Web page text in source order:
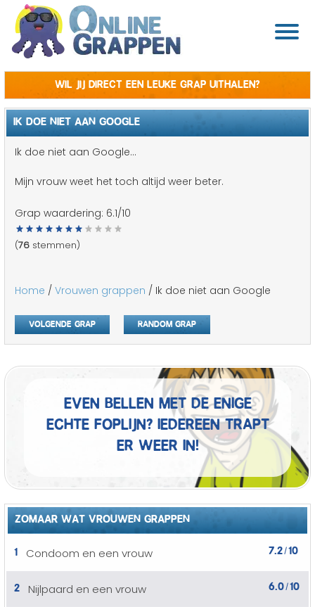
Wil jij direct een leuke grap uithalen?
IK DOE NIET AAN GOOGLE
Ik doe niet aan Google...
Mijn vrouw weet het toch altijd weer beter.
Grap waardering: 6.1/10
(76 stemmen)
Home / Vrouwen grappen / Ik doe niet aan Google
Volgende grap Random grap
Even bellen met de enige
echte foplijn? Iedereen trapt
er weer in!
ZOMAAR WAT VROUWEN GRAPPEN
1
Condoom en een vrouw 7.2/10
2 Nijlpaard en een vrouw 6.0/10